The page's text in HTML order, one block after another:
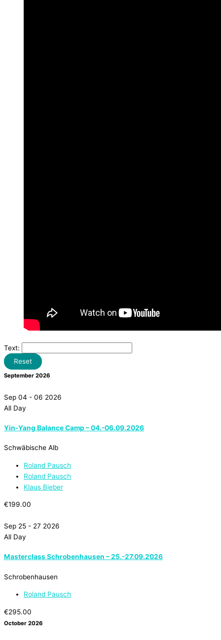
Text:
Reset
September 2026
Sep 04 - 06 2026
All Day
Yin-Yang Balance Camp – 04.-06.09.2026
Schwäbische Alb
Roland Pausch
Roland Pausch
Klaus Bieber
€199.00
Sep 25 - 27 2026
All Day
Masterclass Schrobenhausen – 25.-27.09.2026
Schrobenhausen
Roland Pausch
€295.00
October 2026